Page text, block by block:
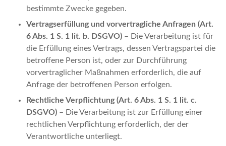
bestimmte Zwecke gegeben.
Vertragserfüllung und vorvertragliche Anfragen (Art.
6 Abs. 1 S. 1 lit. b. DSGVO)– Die Verarbeitung ist für
die Erfüllung eines Vertrags, dessen Vertragspartei die
betroffene Person ist, oder zur Durchführung
vorvertraglicher Maßnahmen erforderlich, die auf
Anfrage der betroffenen Person erfolgen.
Rechtliche Verpflichtung (Art. 6 Abs. 1 S. 1 lit. c.
DSGVO)– Die Verarbeitung ist zur Erfüllung einer
rechtlichen Verpflichtung erforderlich, der der
Verantwortliche unterliegt.